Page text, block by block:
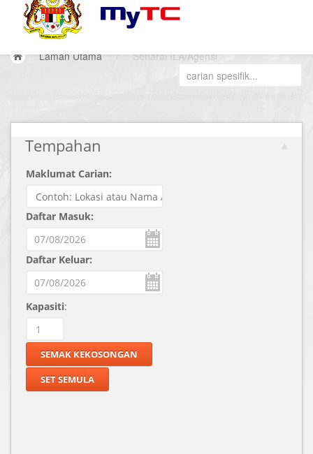
Laman Utama / Senarai ILA/Agensi
Tempahan
Maklumat Carian:
Daftar Masuk:
Daftar Keluar:
Kapasiti: